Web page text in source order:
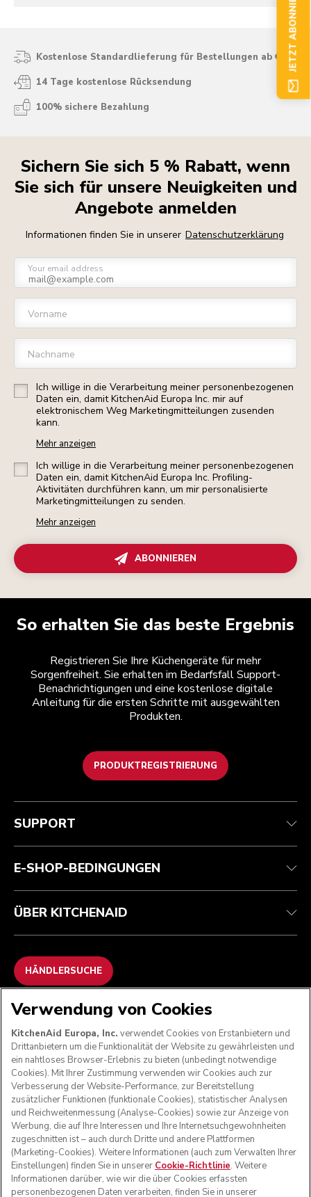
Kostenlose Standardlieferung für Bestellungen ab € 50
14 Tage kostenlose Rücksendung
100% sichere Bezahlung
Sichern Sie sich 5 % Rabatt, wenn
Sie sich für unsere Neuigkeiten und
Angebote anmelden
Informationen finden Sie in unserer Datenschutzerklärung
Your email address
Vorname
Nachname
Ich willige in die Verarbeitung meiner personenbezogenen
Daten ein, damit KitchenAid Europa Inc. mir auf
elektronischem Weg Marketingmitteilungen zusenden
kann.
Mehr anzeigen
Ich willige in die Verarbeitung meiner personenbezogenen
Daten ein, damit KitchenAid Europa Inc. Profiling-
Aktivitäten durchführen kann, um mir personalisierte
Marketingmitteilungen zu senden.
Mehr anzeigen
ABONNIEREN
So erhalten Sie das beste Ergebnis
Registrieren Sie Ihre Küchengeräte für mehr
Sorgenfreiheit. Sie erhalten im Bedarfsfall Support-
Benachrichtigungen und eine kostenlose digitale
Anleitung für die ersten Schritte mit ausgewählten
Produkten.
PRODUKTREGISTRIERUNG
Health Check
Verfolgen Sie Ihre Bestellung
Garantie und Dokumente
Häufig gestellte fragen
Teilnahmebedingungen
Rückgaben und Erstattungen
Impressum
ODR
Die Marke
Händlersuche
SUPPORT
E-SHOP-BEDINGUNGEN
ÜBER KITCHENAID
HÄNDLERSUCHE
WIR AKZEPTIEREN
FOLGEN SIE UNS
JETZT ABONNIEREN
Verwendung von Cookies
KitchenAid Europa, Inc. verwendet Cookies von Erstanbietern und
Drittanbietern um die Funktionalität der Website zu gewährleisten und
ein nahtloses Browser-Erlebnis zu bieten (unbedingt notwendige
Cookies). Mit Ihrer Zustimmung verwenden wir Cookies auch zur
Verbesserung der Website-Performance, zur Bereitstellung
zusätzlicher Funktionen (funktionale Cookies), statistischer Analysen
und Reichweitenmessung (Analyse-Cookies) sowie zur Anzeige von
Werbung, die auf Ihre Interessen und Ihre Internetsuchgewohnheiten
zugeschnitten ist – auch durch Dritte und andere Plattformen
(Marketing-Cookies). Weitere Informationen (auch zum Verwalten Ihrer
Einstellungen) finden Sie in unserer Cookie-Richtlinie. Weitere
Informationen darüber, wie wir die über Cookies erfassten
personenbezogenen Daten verarbeiten, finden Sie in unserer